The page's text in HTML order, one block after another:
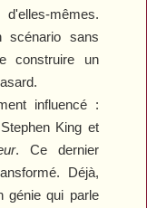
mêmes.
scénario sans
construire un
influencé :
King et
. Ce dernier
Déjà,
génie qui parle